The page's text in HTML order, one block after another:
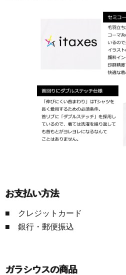
お支払い方法
■ クレジットカード
■ 銀行・郵便振込
ガラシウスの商品